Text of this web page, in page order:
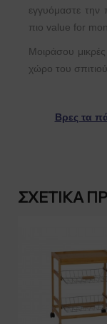
εγγυόμαστε την
πιο value for
Μοιράσου
χώρο του
Βρες τα
ΣΧΕΤΙΚΆ